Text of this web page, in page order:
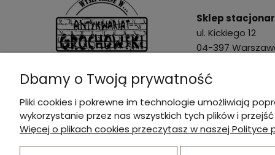
I Nagroda w plebiscycie:
Sklep
ul. Kickiego 12
04-397
Pon. - Pt.: 9:00 -
Sob.: 9:00 - 15:00
22 870 21 23
510 445 596
Dbamy o Twoją prywatność
Pliki cookies i pokrewne im technologie umożliwiają
wykorzystanie przez nas wszystkich tych plików i
Więcej o plikach cookies przeczytasz w naszej Polityce